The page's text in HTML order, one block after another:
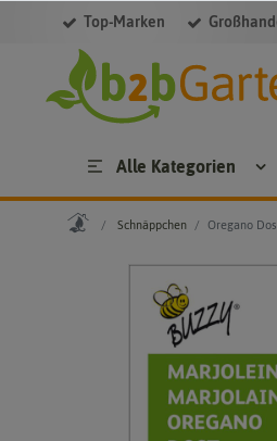
Top-Marken
Alle Kategorien
Schnäppchen Oregano